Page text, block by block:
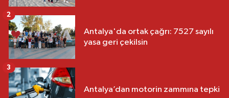
Antalya'da ortak çağrı: 7527 sayılı
yasa geri çekilsin
2
Antalya’dan motorin zammına tepki
3